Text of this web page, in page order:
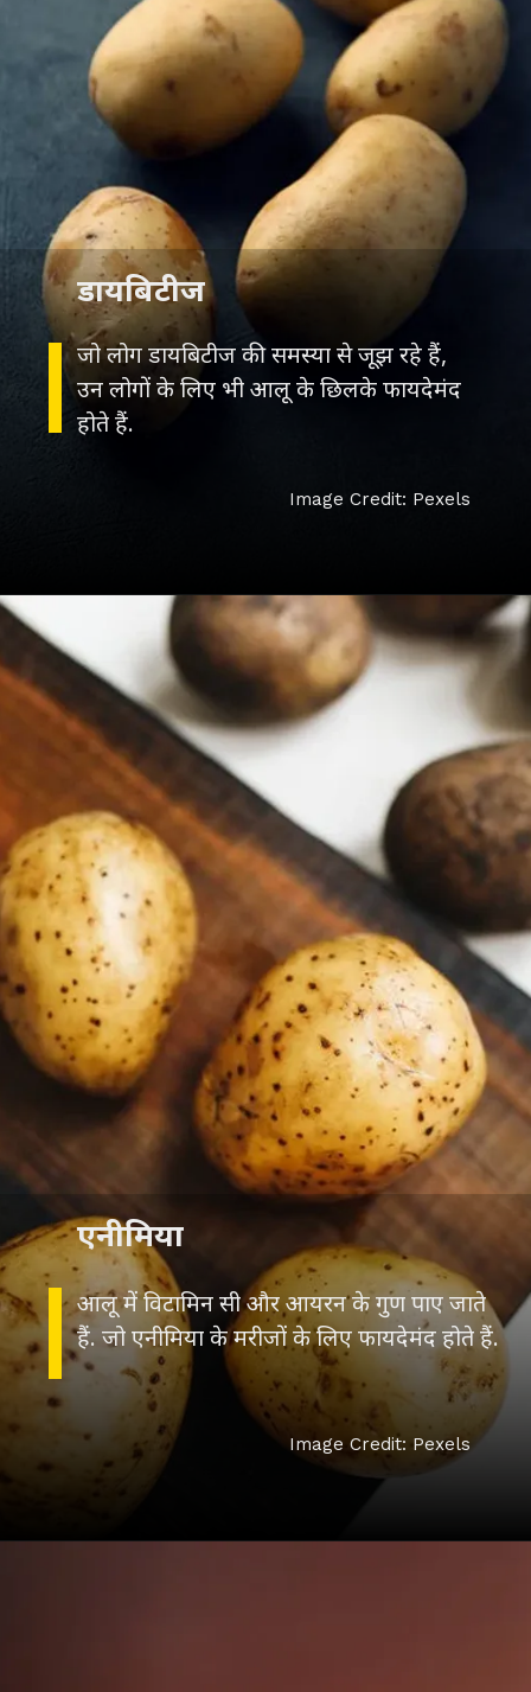
जो लोग डायबिटीज की समस्या से जूझ रहे हैं,
उन लोगों के लिए भी आलू के छिलके फायदेमंद
होते हैं.
डायबिटीज
Image Credit: Pexels
आलू में विटामिन सी और आयरन के गुण पाए जाते
हैं. जो एनीमिया के मरीजों के लिए फायदेमंद होते हैं.
एनीमिया
Image Credit: Pexels